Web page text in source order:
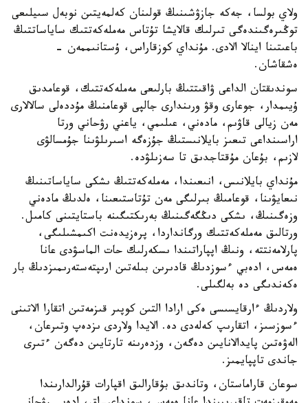
ولاي بولسا، جەكە جازۋشىنىڭ قولىنان كەلمەيتىن نوبەل سىيلىعى
توڭىرەگىندەگى تىرلىك قالايشا تۇتاس مەملەكەتتىك ساياساتتىڭ
باعىتىنا اينالا الادى. مۇنداي كوزقاراس، ۇستانىممەن -
ەشقاشان.
سوندىقتان الداعى ۋاقىتتىڭ بارلىعى مەملەكەتتىك، قوعامدىق
ۇيىمدار، جوعارى وقۋ ورىندارى جالپى قوعامنىڭ مۇددەلى سالالارى
مەن زيالى قاۋىم، مادەني، عىلىمي، ياعني رۋحاني ورتا
اراسىنداعى تىعىز بايلانىستىڭ جۇزەگە اسىرىلۋىنا جۇمسالۋى
لازىم، بۇعان مۇقتاجدىق تا سەزىلۋدە.
مۇنداي بايلانىس، انىعىندا، مەملەكەتتىڭ ىشكى ساياساتىنىڭ
نىعايۋىنا، قوعامىڭ بىرلىگى مەن تۇتاستىعىنا، ەلدىڭ مادەني
وزەگىنىڭ، ىشكى دىڭگەگىنىڭ بەرىكتىگىنە باستايتىنى كامىل.
ورتالىق مەملەكەتتىك ورگانداردا، پرەزيدەنت اكىمشىلىگى،
پارلامەنتتە، ونىڭ اپپاراتىندا ىسكەرلىك حات الماسۋدى عانا
ەمەس، ادەبي ءسوزدىڭ قادىرىن بىلەتىن ارىپتەستەرىمىزدىڭ بار
ەكەندىگى دە بەلگىلى.
ولاردىڭ ءارقايسىسى ەكى ارادا التىن كوپىر قىزمەتىن اتقارا الاتىنى
ءسوزسىز، اتقارىپ كەلەدى دە. الايدا ولاردى ىزدەپ وتىرعان،
الەۋەتىن پايدالانايىن دەگەن، وزدەرىنە تارتايىن دەگەن ءتىرى
جاندى تاپپايمىز.
سوعان قاراماستان، وتاندىق بۇقارالىق اقپارات قۇرالدارىندا